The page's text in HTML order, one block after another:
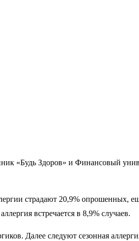
«Будь Здоров» и Финансовый
страдают 20,9% опрошенных,
встречается в 8,9% случаев.
Далее следуют сезонная